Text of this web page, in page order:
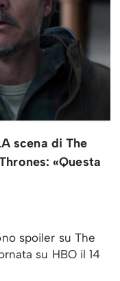
scena di The
«Questa
spoiler su The
su HBO il 14